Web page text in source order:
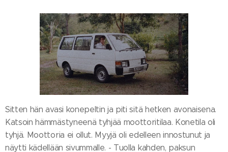
Sitten hän avasi konepeltin ja piti sitä hetken avonaisena.
Katsoin hämmästyneenä tyhjää moottoritilaa. Konetila oli
tyhjä. Moottoria ei ollut. Myyjä oli edelleen innostunut ja
näytti kädellään sivummalle. - Tuolla kahden, paksun